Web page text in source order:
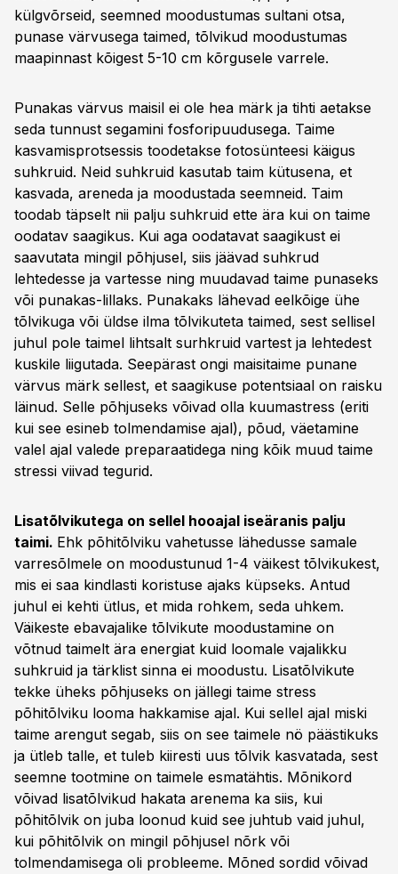
külgvõrseid, seemned moodustumas sultani otsa,
punase värvusega taimed, tõlvikud moodustumas
maapinnast kõigest 5-10 cm kõrgusele varrele.
Punakas värvus maisil ei ole hea märk ja tihti aetakse
seda tunnust segamini fosforipuudusega. Taime
kasvamisprotsessis toodetakse fotosünteesi käigus
suhkruid. Neid suhkruid kasutab taim kütusena, et
kasvada, areneda ja moodustada seemneid. Taim
toodab täpselt nii palju suhkruid ette ära kui on taime
oodatav saagikus. Kui aga oodatavat saagikust ei
saavutata mingil põhjusel, siis jäävad suhkrud
lehtedesse ja vartesse ning muudavad taime punaseks
või punakas-lillaks. Punakaks lähevad eelkõige ühe
tõlvikuga või üldse ilma tõlvikuteta taimed, sest sellisel
juhul pole taimel lihtsalt surhkruid vartest ja lehtedest
kuskile liigutada. Seepärast ongi maisitaime punane
värvus märk sellest, et saagikuse potentsiaal on raisku
läinud. Selle põhjuseks võivad olla kuumastress (eriti
kui see esineb tolmendamise ajal), põud, väetamine
valel ajal valede preparaatidega ning kõik muud taime
stressi viivad tegurid.
Lisatõlvikutega on sellel hooajal iseäranis palju
taimi. Ehk põhitõlviku vahetusse lähedusse samale
varresõlmele on moodustunud 1-4 väikest tõlvikukest,
mis ei saa kindlasti koristuse ajaks küpseks. Antud
juhul ei kehti ütlus, et mida rohkem, seda uhkem.
Väikeste ebavajalike tõlvikute moodustamine on
võtnud taimelt ära energiat kuid loomale vajalikku
suhkruid ja tärklist sinna ei moodustu. Lisatõlvikute
tekke üheks põhjuseks on jällegi taime stress
põhitõlviku looma hakkamise ajal. Kui sellel ajal miski
taime arengut segab, siis on see taimele nö päästikuks
ja ütleb talle, et tuleb kiiresti uus tõlvik kasvatada, sest
seemne tootmine on taimele esmatähtis. Mõnikord
võivad lisatõlvikud hakata arenema ka siis, kui
põhitõlvik on juba loonud kuid see juhtub vaid juhul,
kui põhitõlvik on mingil põhjusel nõrk või
tolmendamisega oli probleeme. Mõned sordid võivad